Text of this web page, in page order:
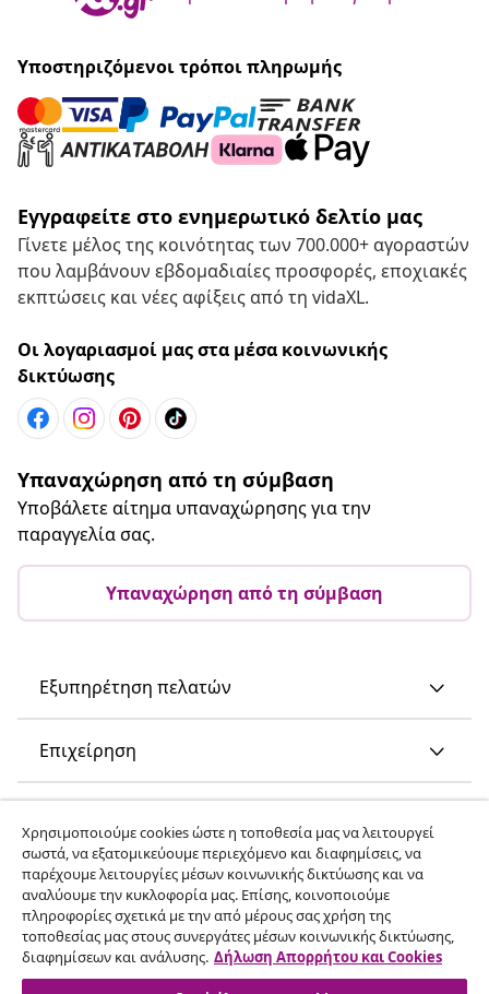
Υποστηριζόμενοι τρόποι πληρωμής
Εγγραφείτε στο ενημερωτικό δελτίο μας
Γίνετε μέλος της κοινότητας των 700.000+ αγοραστών
που λαμβάνουν εβδομαδιαίες προσφορές, εποχιακές
εκπτώσεις και νέες αφίξεις από τη vidaXL.
Οι λογαριασμοί μας στα μέσα κοινωνικής
δικτύωσης
Υπαναχώρηση από τη σύμβαση
Υποβάλετε αίτημα υπαναχώρησης για την
παραγγελία σας.
Υπαναχώρηση από τη σύμβαση
Εξυπηρέτηση πελατών
Επιχείρηση
Ανακαλύψτε περισσότερα
Χρησιμοποιούμε cookies ώστε η τοποθεσία μας να λειτουργεί
σωστά, να εξατομικεύουμε περιεχόμενο και διαφημίσεις, να
παρέχουμε λειτουργίες μέσων κοινωνικής δικτύωσης και να
αναλύουμε την κυκλοφορία μας. Επίσης, κοινοποιούμε
πληροφορίες σχετικά με την από μέρους σας χρήση της
τοποθεσίας μας στους συνεργάτες μέσων κοινωνικής δικτύωσης,
διαφημίσεων και ανάλυσης. Δήλωση Απορρήτου και Cookies